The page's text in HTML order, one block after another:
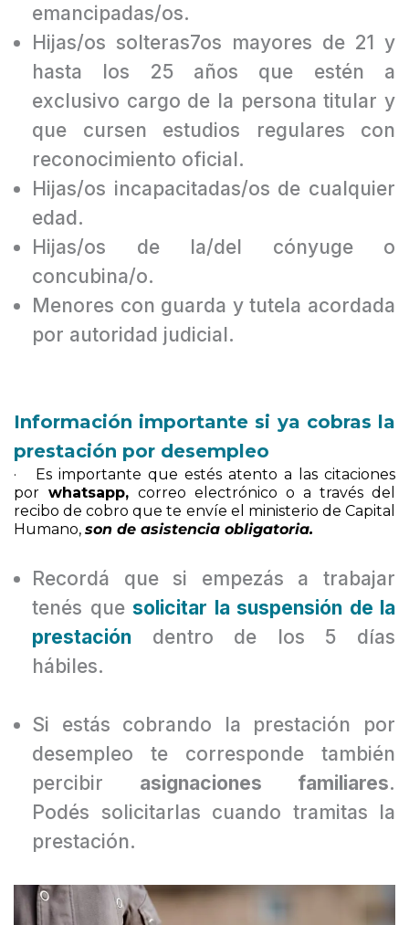
Hijas/os solteras/os hasta 21 años no
emancipadas/os.
Hijas/os solteras7os mayores de 21 y
hasta los 25 años que estén a
exclusivo cargo de la persona titular y
que cursen estudios regulares con
reconocimiento oficial.
Hijas/os incapacitadas/os de cualquier
edad.
Hijas/os de la/del cónyuge o
concubina/o.
Menores con guarda y tutela acordada
Información importante si ya cobras la
prestación por desempleo
· Es importante que estés atento a las citaciones
porwhatsapp,correo electrónico o a través del
recibo de cobro que te envíe el ministerio de Capital
Recordá que si empezás a trabajar
tenés que solicitar la suspensión de la
prestación
Si estás cobrando la prestación por
desempleo te corresponde también
percibirasignaciones familiares.
Podés solicitarlas cuando tramitas la